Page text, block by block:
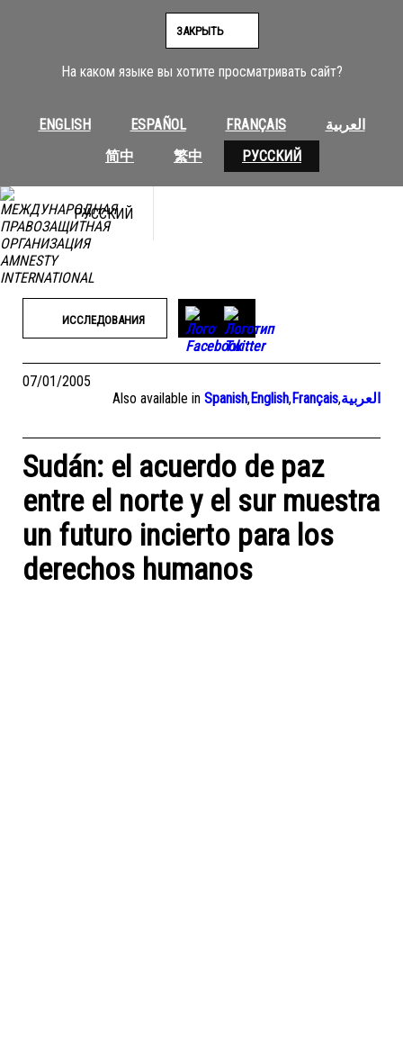
На каком языке вы хотите просматривать сайт?
ENGLISH ESPAÑOL FRANÇAIS
العربية
简中
繁中 РУССКИЙ
ЗАКРЫТЬ
РУССКИЙ
ИССЛЕДОВАНИЯ
07/01/2005
Also available in Spanish,English,Français,العربية
Sudán: el acuerdo de paz
entre el norte y el sur muestra
un futuro incierto para los
derechos humanos